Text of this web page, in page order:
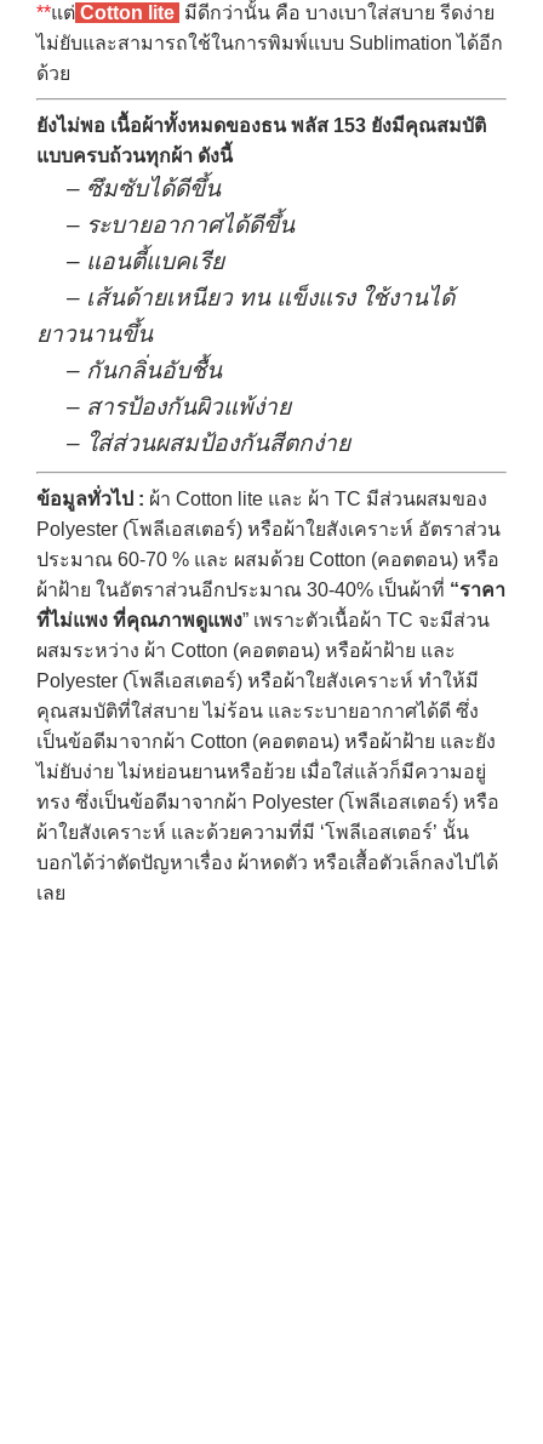
**แต่ Cotton lite มีดีกว่านั้น คือ บางเบาใส่สบาย รีดง่าย
ไม่ยับและสามารถใช้ในการพิมพ์แบบ Sublimation ได้อีก
ด้วย
ยังไม่พอ เนื้อผ้าทั้งหมดของธน พลัส 153 ยังมีคุณสมบัติ
แบบครบถ้วนทุกผ้า ดังนี้
– ซึมซับได้ดีขึ้น
– ระบายอากาศได้ดีขึ้น
– แอนตี้แบคเรีย
– เส้นด้ายเหนียว ทน แข็งแรง ใช้งานได้
ยาวนานขึ้น
– กันกลิ่นอับชื้น
– สารป้องกันผิวแพ้ง่าย
– ใส่ส่วนผสมป้องกันสีตกง่าย
ข้อมูลทั่วไป : ผ้า Cotton lite และ ผ้า TC มีส่วนผสมของ
Polyester (โพลีเอสเตอร์) หรือผ้าใยสังเคราะห์ อัตราส่วน
ประมาณ 60-70 % และ ผสมด้วย Cotton (คอตตอน) หรือ
ผ้าฝ้าย ในอัตราส่วนอีกประมาณ 30-40% เป็นผ้าที่ “ราคา
ที่ไม่แพง ที่คุณภาพดูแพง” เพราะตัวเนื้อผ้า TC จะมีส่วน
ผสมระหว่าง ผ้า Cotton (คอตตอน) หรือผ้าฝ้าย และ
Polyester (โพลีเอสเตอร์) หรือผ้าใยสังเคราะห์ ทำให้มี
คุณสมบัติที่ใส่สบาย ไม่ร้อน และระบายอากาศได้ดี ซึ่ง
เป็นข้อดีมาจากผ้า Cotton (คอตตอน) หรือผ้าฝ้าย และยัง
ไม่ยับง่าย ไม่หย่อนยานหรือย้วย เมื่อใส่แล้วก็มีความอยู่
ทรง ซึ่งเป็นข้อดีมาจากผ้า Polyester (โพลีเอสเตอร์) หรือ
ผ้าใยสังเคราะห์ และด้วยความที่มี ‘โพลีเอสเตอร์’ นั้น
บอกได้ว่าตัดปัญหาเรื่อง ผ้าหดตัว หรือเสื้อตัวเล็กลงไปได้
เลย